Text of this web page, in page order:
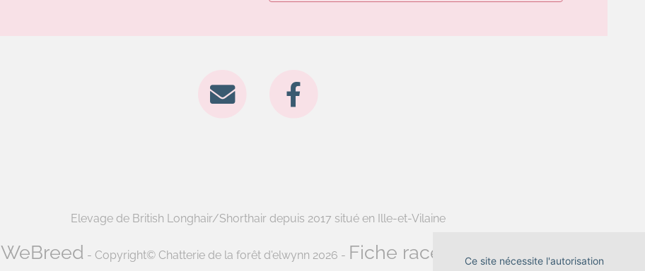
Elevage de British Longhair/Shorthair depuis 2017 situé en Ille-et-Vilaine
WeBreed - Copyright© Chatterie de la forêt d'elwynn 2026 - Fiche race British Shorthair -
Ce site nécessite l'autorisation